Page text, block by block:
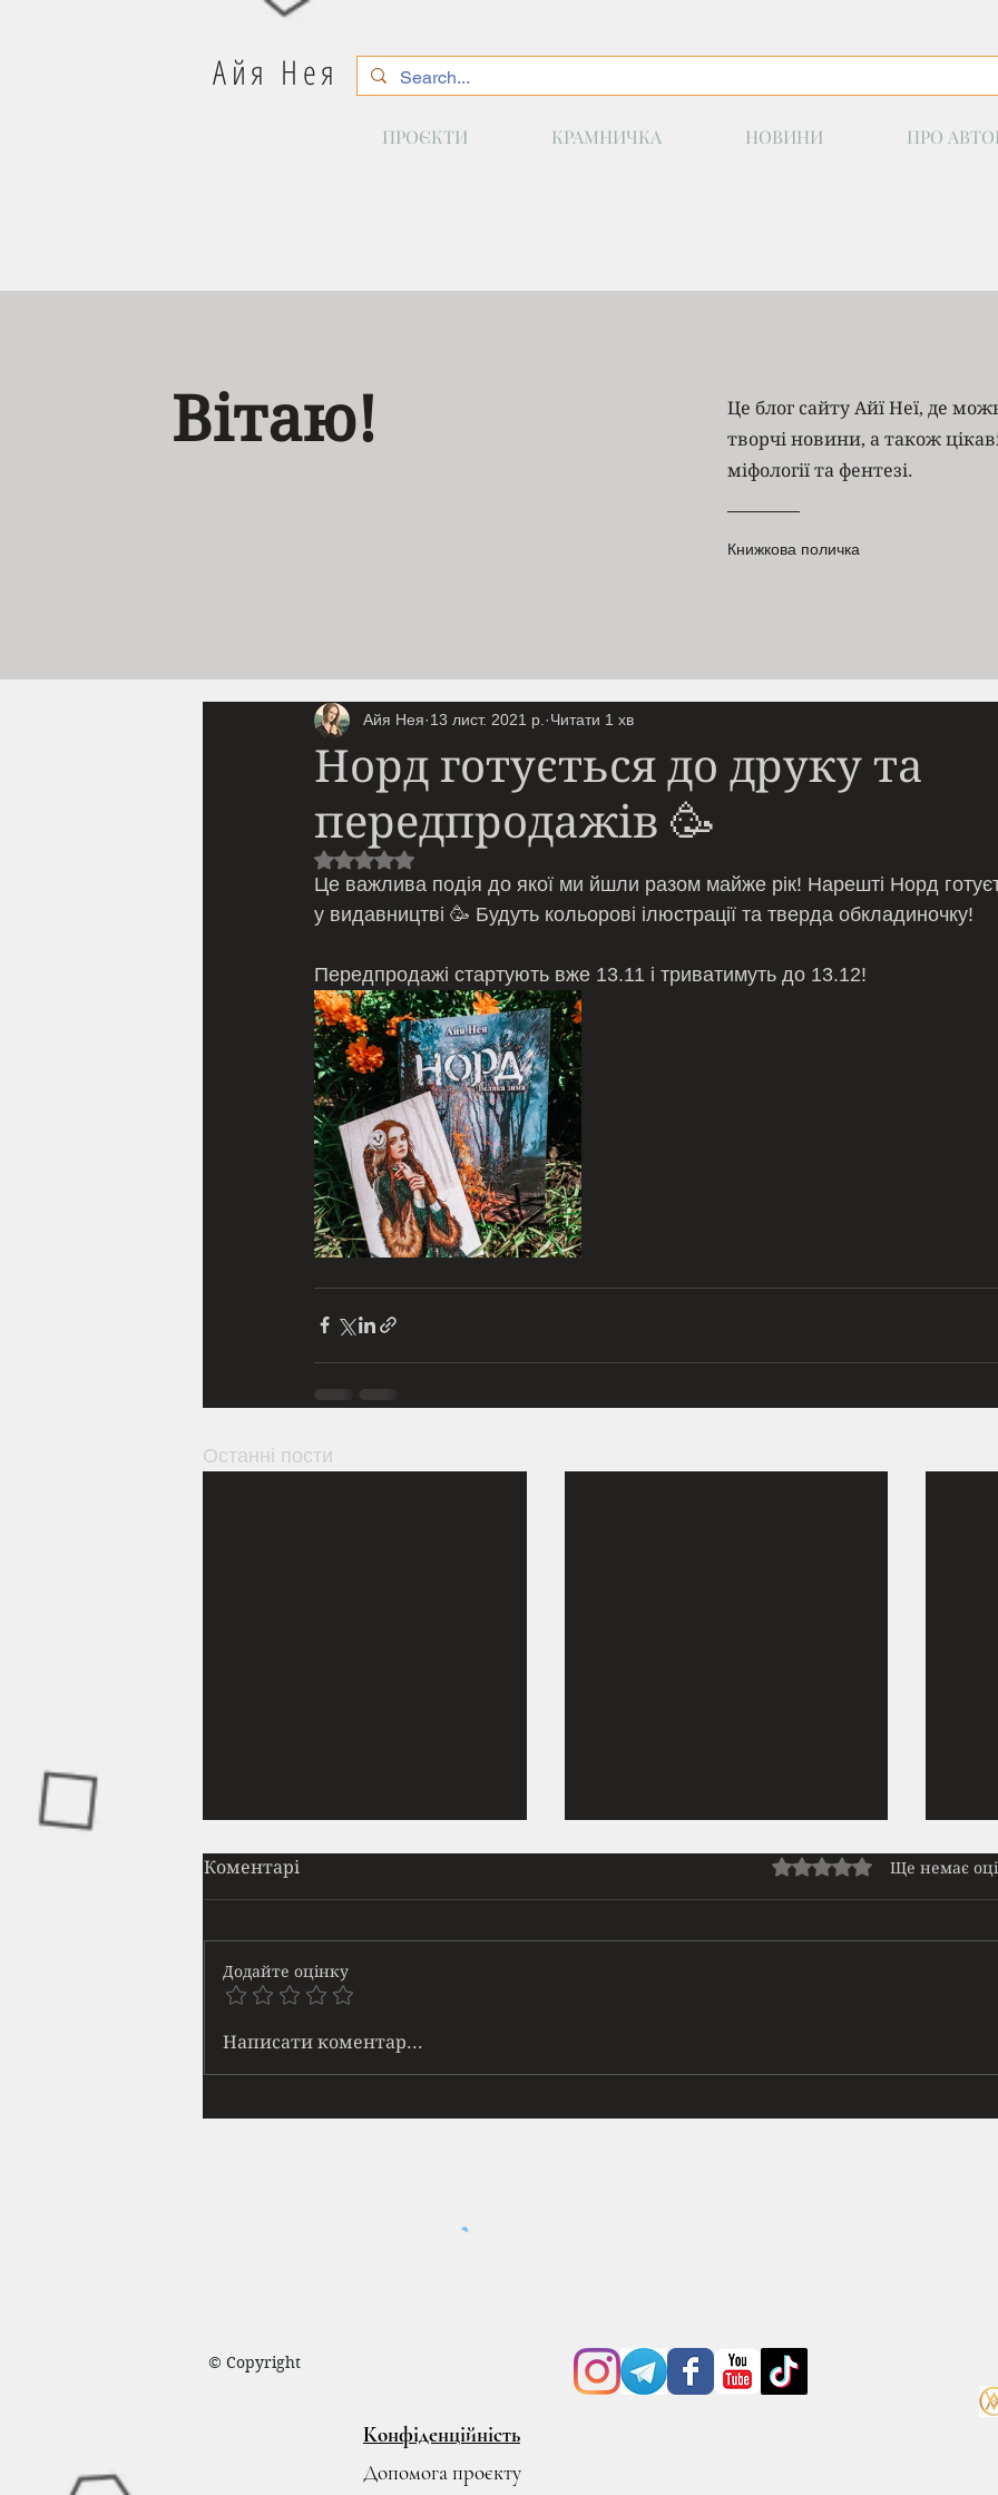
Айя Нея
ПРОЄКТИ КРАМНИЧКА НОВИНИ ПРО
Вітаю!
Це блог сайту Айї Неї, де
творчі новини, а також
міфології та фентезі.
Книжкова поличка
Норд готується до друку та
передпродажів 🥳
Айя Нея 13 лист. 2021 р. Читати 1 хв
Оцінка: NaN з 5 зірок.
Це важлива подія до якої ми йшли разом майже рік! Нарешті Норд
у видавництві 🥳 Будуть кольорові ілюстрації та тверда обкладиночку!
Передпродажі стартують вже 13.11 і триватимуть до 13.12!
Останні пости
Прайм
Вона приходила щодня. Майже
звуками — спершу далеке
човгання кросівок по асфальту,
потім шурхіт трави, а тоді: тук-
Прайм | Нове ромфант
доступне на Патреоні
Коментарі Оцінка: 0 з 5 зірок.
Ще немає
Додайте оцінку
Написати коментар...
© Copyright
Конфіденційність
Допомога проєкту